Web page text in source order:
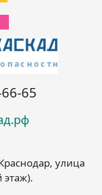
65
, улица
этаж).